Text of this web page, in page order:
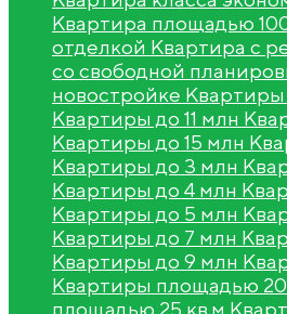
Квартира площадью
отделкой Квартира с
со свободной
новостройке Квартиры
Квартиры до 11 млн
Квартиры до 15 млн
Квартиры до 3 млн
Квартиры до 4 млн
Квартиры до 5 млн
Квартиры до 7 млн
Квартиры до 9 млн
Квартиры площадью 20
площадью 25 кв.м